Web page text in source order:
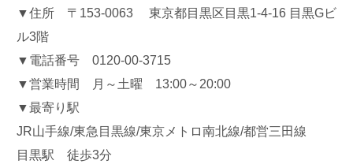
▼住所 〒153-0063 東京都目黒区目黒1-4-16 目黒Gビ
ル3階
▼電話番号 0120-00-3715
▼営業時間 月～土曜 13:00～20:00
▼最寄り駅
JR山手線/東急目黒線/東京メトロ南北線/都営三田線
目黒駅 徒歩3分